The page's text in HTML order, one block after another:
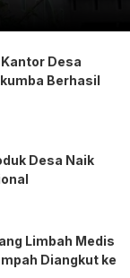
Desa
Berhasil
Desa Naik
Limbah Medis
Diangkut ke